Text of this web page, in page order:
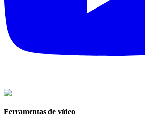
Ferramentas de vídeo